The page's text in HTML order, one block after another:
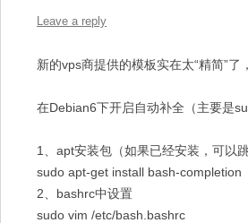
Leave a reply
新的vps商提供的模板实在太“精简”
在Debian6下开启自动补全（主要是
1、apt安装包（如果已经安装，可以跳
sudo apt-get install bash-completion
2、bashrc中设置
sudo vim /etc/bash.bashrc